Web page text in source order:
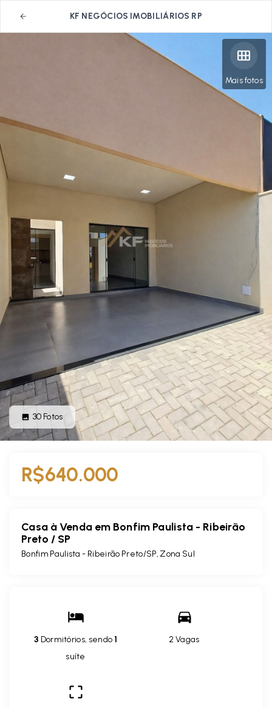
KF NEGÓCIOS IMOBILIÁRIOS RP
Mais fotos
30 Fotos
R$640.000
Casa à Venda em Bonfim Paulista - Ribeirão
Preto / SP
Bonfim Paulista - Ribeirão Preto/SP, Zona Sul
3 Dormitórios, sendo1
suíte
2 Vagas